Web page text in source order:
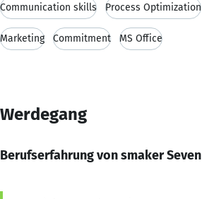
Communication skills Process Optimization
Marketing Commitment MS Office
Werdegang
Berufserfahrung von smaker Seven